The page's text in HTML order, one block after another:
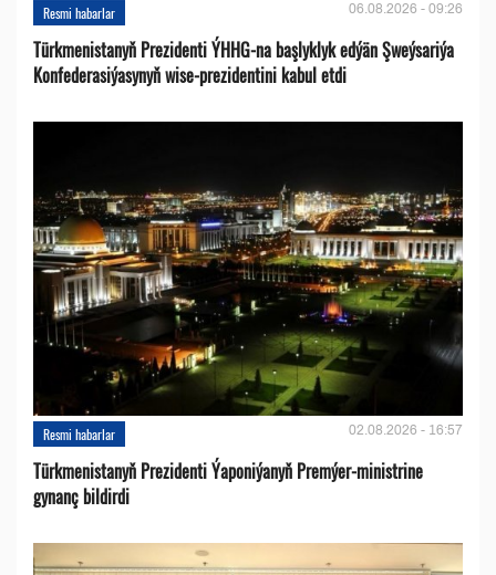
Resmi habarlar 06.08.2026 - 09:26
Türkmenistanyň Prezidenti ÝHHG-na başlyklyk edýän Şweýsariýa
Konfederasiýasynyň wise-prezidentini kabul etdi
Resmi habarlar 02.08.2026 - 16:57
Türkmenistanyň Prezidenti Ýaponiýanyň Premýer-ministrine
gynanç bildirdi